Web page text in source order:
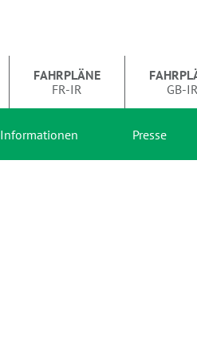
FAHRPLÄNE
FR-IR
GB-IR
Informationen Presse